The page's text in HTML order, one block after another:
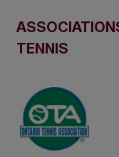
TENNIS